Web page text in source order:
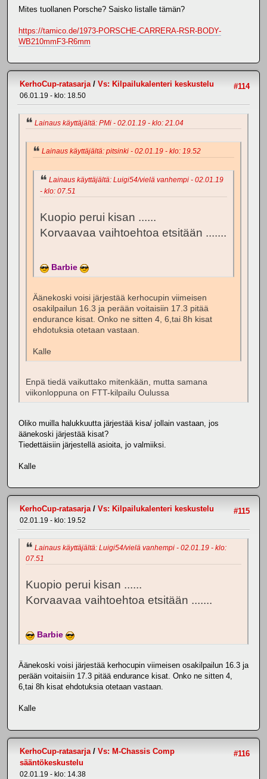
Mites tuollanen Porsche? Saisko listalle tämän?
https://tamico.de/1973-PORSCHE-CARRERA-RSR-BODY-
WB210mmF3-R6mm
#114
KerhoCup-ratasarja/ Vs: Kilpailukalenteri keskustelu
06.01.19 - klo: 18.50
Lainaus käyttäjältä: PMi - 02.01.19 - klo: 21.04
Lainaus käyttäjältä: pitsinki - 02.01.19 - klo: 19.52
Lainaus käyttäjältä: Luigi54/vielä vanhempi - 02.01.19
- klo: 07.51
Kuopio perui kisan ......
Korvaavaa vaihtoehtoa etsitään .......
Barbie
Äänekoski voisi järjestää kerhocupin viimeisen
osakilpailun 16.3 ja perään voitaisiin 17.3 pitää
endurance kisat. Onko ne sitten 4, 6,tai 8h kisat
ehdotuksia otetaan vastaan.
Kalle
Enpä tiedä vaikuttako mitenkään, mutta samana
viikonloppuna on FTT-kilpailu Oulussa
Oliko muilla halukkuutta järjestää kisa/ jollain vastaan, jos
äänekoski järjestää kisat?
Tiedettäisiin järjestellä asioita, jo valmiiksi.
Kalle
#115
KerhoCup-ratasarja/ Vs: Kilpailukalenteri keskustelu
02.01.19 - klo: 19.52
Lainaus käyttäjältä: Luigi54/vielä vanhempi - 02.01.19 - klo:
07.51
Kuopio perui kisan ......
Korvaavaa vaihtoehtoa etsitään .......
Barbie
Äänekoski voisi järjestää kerhocupin viimeisen osakilpailun 16.3 ja
perään voitaisiin 17.3 pitää endurance kisat. Onko ne sitten 4,
6,tai 8h kisat ehdotuksia otetaan vastaan.
Kalle
#116
KerhoCup-ratasarja / Vs: M-Chassis Comp
sääntökeskustelu
02.01.19 - klo: 14.38